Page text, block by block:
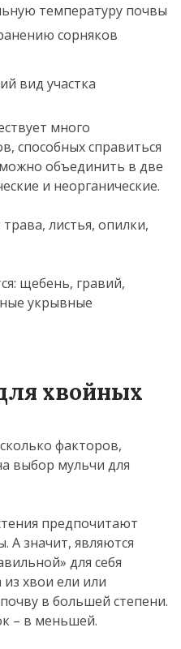
температуру почвы
сорняков
вид участка
много
способных справиться
объединить в две
и неорганические.
листья, опилки,
щебень, гравий,
укрывные
хвойных
факторов,
выбор мульчи для
предпочитают
А значит, являются
для себя
хвои ели или
в большей степени.
– в меньшей.